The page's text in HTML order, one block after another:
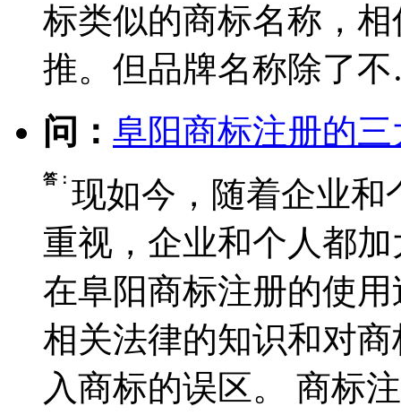
标类似的商标名称，
推。但品牌名称除了
问： 阜阳商标注册的
答： 现如今，随着企业和
重视，企业和个人都
在阜阳商标注册的使
相关法律的知识和对
入商标的误区。 商标